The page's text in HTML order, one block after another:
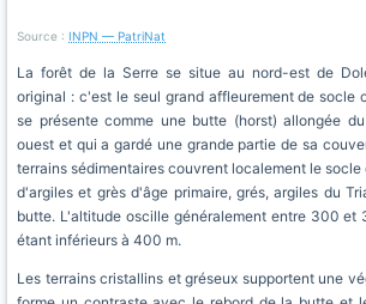
Source : INPN — PatriNat
La forêt de la Serre se situe au nord-est de
original : c'est le seul grand affleurement de socle
se présente comme une butte (horst) allongée
ouest et qui a gardé une grande partie de sa
terrains sédimentaires couvrent localement le
d'argiles et grès d'âge primaire, grés, argiles du
butte. L'altitude oscille généralement entre 300 et
étant inférieurs à 400 m.
Les terrains cristallins et gréseux supportent une